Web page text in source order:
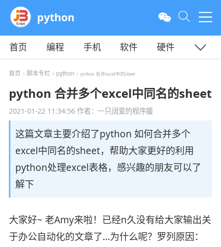
python
首页 编程 手机 软件
硬件
教程
平面 服务器
首页 > 脚本专栏> python > python 合并excel中的sheet
python 合并多个excel中同名的sheet
2021-01-22 11:34:56作者：一只阔爱的程序媛
这篇文章主要介绍了python 如何合并多个
excel中同名的sheet，帮助大家更好的利用
python处理excel表格，感兴趣的朋友可以了
解下
大家好~ 老Amy来啦！已经n久没有给大家输出关
于办公自动化的文章了…为什么呢？罗列原因：